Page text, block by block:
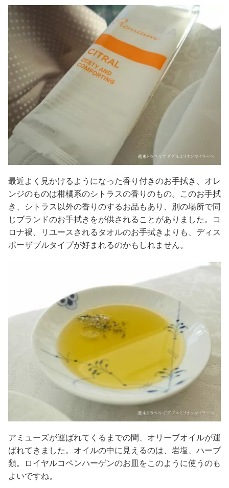
最近よく見かけるようになった香り付きのお手拭き、オレ
ンジのものは柑橘系のシトラスの香りのもの。このお手拭
き、シトラス以外の香りのするお品もあり、別の場所で同
じブランドのお手拭きをが供されることがありました。コ
ロナ禍、リユースされるタオルのお手拭きよりも、ディス
ポーザブルタイプが好まれるのかもしれません。
アミューズが運ばれてくるまでの間、オリーブオイルが運
ばれてきました。オイルの中に見えるのは、岩塩、ハーブ
類。ロイヤルコペンハーゲンのお皿をこのように使うのも
よいですね。